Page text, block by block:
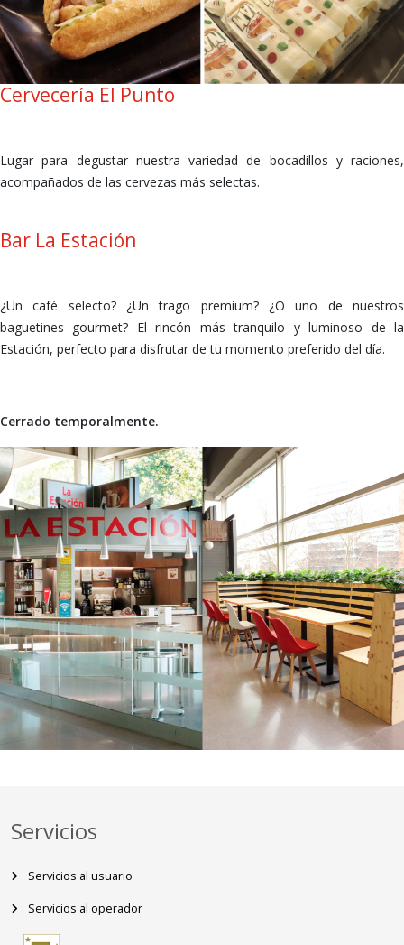
Cervecería El Punto
Lugar para degustar nuestra variedad de bocadillos y raciones,
acompañados de las cervezas más selectas.
Bar La Estación
¿Un café selecto? ¿Un trago premium? ¿O uno de nuestros
baguetines gourmet? El rincón más tranquilo y luminoso de la
Estación, perfecto para disfrutar de tu momento preferido del día.
Cerrado temporalmente.
Servicios
Servicios al usuario
Servicios al operador